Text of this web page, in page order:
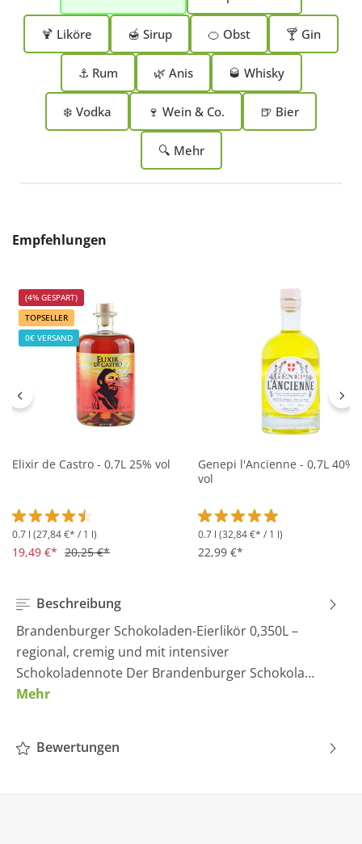
🍹 Liköre 🍯 Sirup 🍊 Obst 🍸 Gin
⚓ Rum 🌿 Anis 🥃 Whisky
❄️ Vodka 🍷 Wein & Co. 🍺 Bier
🔍 Mehr
Produktgalerie überspringen
Empfehlungen
(4% GESPART)
TOPSELLER
0€ VERSAND
Elixir de Castro - 0,7L 25% vol
Durchschnittliche Bewertung von 4.5 von 5 Sternen
0.7 l (27,84 €* / 1 l)
19,49 €* 20,25 €*
Genepi l'Ancienne - 0,7L 40%
vol
Durchschnittliche
0.7 l (32,84 €* / 1 l)
22,99 €*
Beschreibung
Brandenburger Schokoladen-Eierlikör 0,350L –
regional, cremig und mit intensiver
Schokoladennote Der Brandenburger Schokola…
Mehr
Bewertungen